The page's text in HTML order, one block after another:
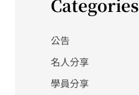
Categories
公告
名人分享
學員分享